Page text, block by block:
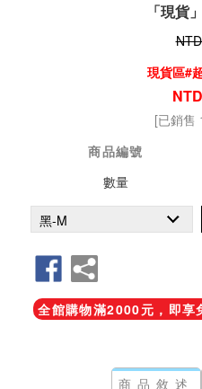
「現貨
現貨區#
[已銷售
商品編號
數量
全館購物滿2000元，即享
商品敘述